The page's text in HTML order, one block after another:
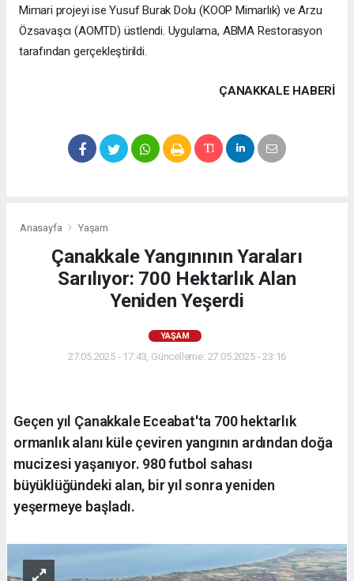
Mimari projeyi ise Yusuf Burak Dolu (KOOP Mimarlık) ve Arzu
Özsavaşcı (AOMTD) üstlendi. Uygulama, ABMA Restorasyon
tarafından gerçekleştirildi.
ÇANAKKALE HABERİ
Anasayfa Yaşam
Çanakkale Yangınının Yaraları
Sarılıyor: 700 Hektarlık Alan
Yeniden Yeşerdi
YAŞAM
27.05.2025 - 17:43, Güncelleme: 27.05.2025 - 23:16
Geçen yıl Çanakkale Eceabat'ta 700 hektarlık
ormanlık alanı küle çeviren yangının ardından doğa
mucizesi yaşanıyor. 980 futbol sahası
büyüklüğündeki alan, bir yıl sonra yeniden
yeşermeye başladı.